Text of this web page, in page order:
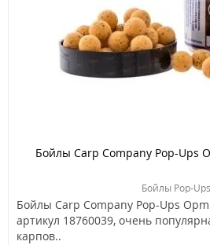
Бойлы Carp Company Pop-Ups
Бойлы Pop-Ups
Бойлы Carp Company Pop-Ups
артикул 18760039, очень
карпов..